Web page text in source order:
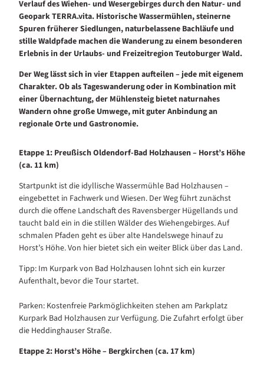
Verlauf des Wiehen- und Wesergebirges durch den Natur- und
Geopark TERRA.vita. Historische Wassermühlen, steinerne
Spuren früherer Siedlungen, naturbelassene Bachläufe und
stille Waldpfade machen die Wanderung zu einem besonderen
Erlebnis in der Urlaubs- und Freizeitregion Teutoburger Wald.
Der Weg lässt sich in vier Etappen aufteilen – jede mit eigenem
Charakter. Ob als Tageswanderung oder in Kombination mit
einer Übernachtung, der Mühlensteig bietet naturnahes
Wandern ohne große Umwege, mit guter Anbindung an
regionale Orte und Gastronomie.
Etappe 1: Preußisch Oldendorf-Bad Holzhausen – Horst’s Höhe
(ca. 11 km)
Startpunkt ist die idyllische Wassermühle Bad Holzhausen –
eingebettet in Fachwerk und Wiesen. Der Weg führt zunächst
durch die offene Landschaft des Ravensberger Hügellands und
taucht bald ein in die stillen Wälder des Wiehengebirges. Auf
schmalen Pfaden geht es über alte Handelswege hinauf zu
Horst’s Höhe. Von hier bietet sich ein weiter Blick über das Land.
Tipp: Im Kurpark von Bad Holzhausen lohnt sich ein kurzer
Aufenthalt, bevor die Tour startet.
Parken: Kostenfreie Parkmöglichkeiten stehen am Parkplatz
Kurpark Bad Holzhausen zur Verfügung. Die Zufahrt erfolgt über
die Heddinghauser Straße.
Etappe 2: Horst’s Höhe – Bergkirchen (ca. 17 km)